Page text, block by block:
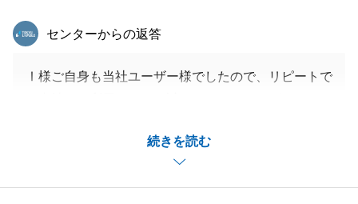
続きを読む
東急リバブル
センターからの返答
Ⅰ様ご自身も当社ユーザー様でしたので、リピートで
はじめの一歩が順調でしたため、その後の手続きをス
ムーズに進めることができましたが、Ⅰ様およびお姉
さまのご協力があってのことです。